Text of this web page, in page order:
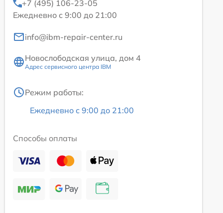
+7 (495) 106-23-05
Ежедневно с 9:00 до 21:00
info@ibm-repair-center.ru
Новослободская улица, дом 4
Адрес сервисного центра IBM
Режим работы:
Ежедневно с 9:00 до 21:00
Способы оплаты